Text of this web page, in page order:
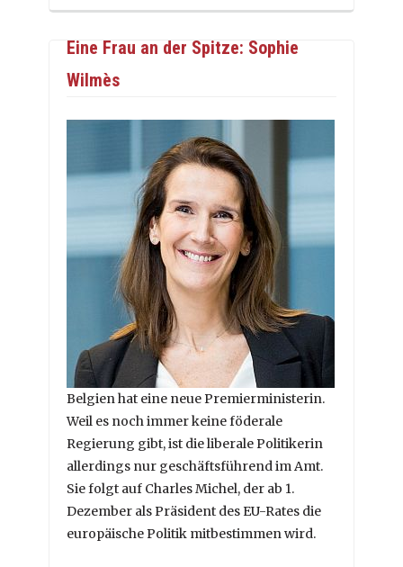
Eine Frau an der Spitze: Sophie
Wilmès
Belgien hat eine neue Premierministerin.
Weil es noch immer keine föderale
Regierung gibt, ist die liberale Politikerin
allerdings nur geschäftsführend im Amt.
Sie folgt auf Charles Michel, der ab 1.
Dezember als Präsident des EU-Rates die
europäische Politik mitbestimmen wird.